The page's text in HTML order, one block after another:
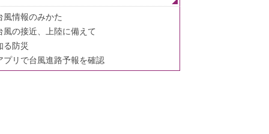
風情報のみかた
風の接近、上陸に備えて
る防災
プリで台風進路予報を確認